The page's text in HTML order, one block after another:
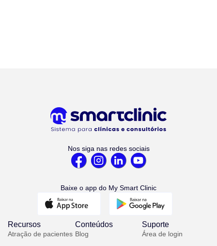
Nos siga nas redes sociais
Baixe o app do My Smart Clinic
Recursos
Atração de pacientes
Conteúdos
Blog
Suporte
Área de login